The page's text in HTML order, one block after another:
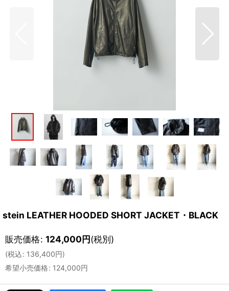
stein LEATHER HOODED SHORT JACKET・BLACK
販売価格: 124,000円(税別)
(税込: 136,400円)
希望小売価格: 124,000円